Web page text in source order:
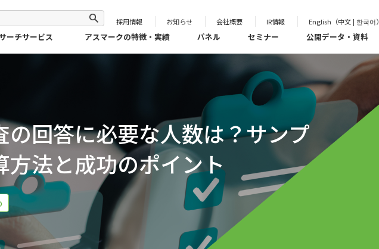
採用情報 お知らせ 会社概要 IR情報 English（中文 | 한국어）
ーチサービス アスマークの特徴・実績 パネル セミナー 公開データ・資料
の回答に必要な人数は？サンプ
方法と成功のポイント